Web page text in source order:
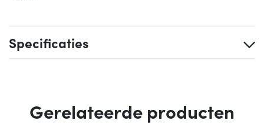
Specificaties
Gerelateerde producten